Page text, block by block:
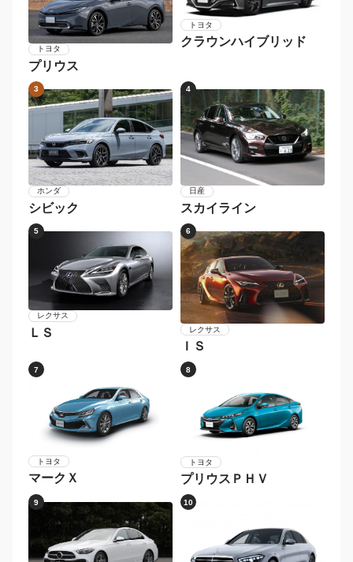
トヨタ
プリウス
トヨタ
クラウンハイブリッド
3
ホンダ
シビック
4
日産
スカイライン
5
レクサス
ＬＳ
6
レクサス
ＩＳ
7
トヨタ
マークＸ
8
トヨタ
プリウスＰＨＶ
9 10